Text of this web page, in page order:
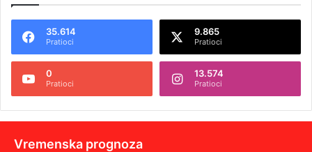
35.614
Pratioci
9.865
Pratioci
0
Pratioci
13.574
Pratioci
Vremenska prognoza